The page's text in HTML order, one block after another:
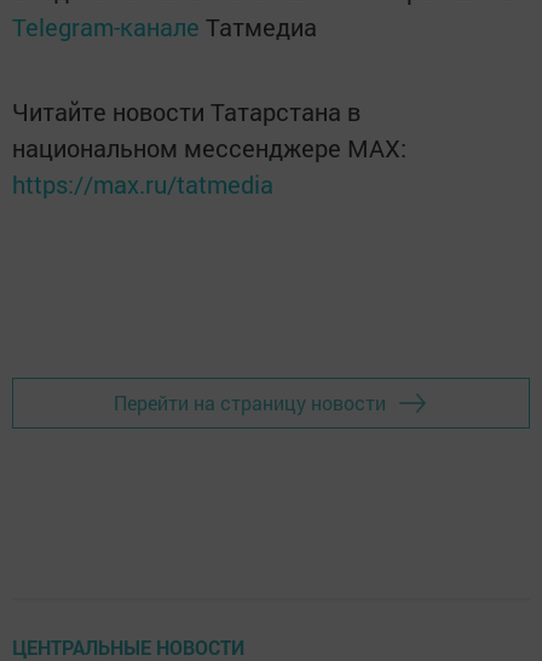
Telegram-канале Татмедиа
Читайте новости Татарстана в
национальном мессенджере MАХ:
https://max.ru/tatmedia
Перейти на страницу новости
ЦЕНТРАЛЬНЫЕ НОВОСТИ